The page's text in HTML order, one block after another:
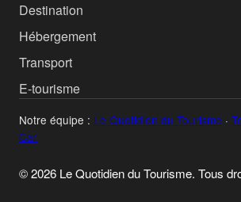
Destination
Hébergement
Transport
E-tourisme
Notre équipe : Le Quotidien du Tourisme ·
Car
© 2026 Le Quotidien du Tourisme. Tous